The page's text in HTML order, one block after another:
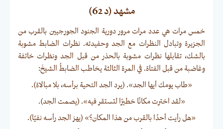
مشهد (د 62)
خمس مرات هي عدد مرات مرور دورية الجنود الجورجيين بالقرب من
الجزيرة وتبادل النظرات مع الجد وحفيدته. نظرات الضابط مشوبة
بالشك، تقابلها نظرات مشوبة بالحذر من قبل الجد ونظرات خائفة
وغاضبة من قبل الفتاة. في المرة الثالثة يخاطب الضابطُ الشيخَ:
«طاب يومك أيها الجد». (يرد الجد التحية برأسه، بلا مبالاة).
«لقد اخترت مكانًا خطيرًا لتستقر فيه». (يصمت الجد).
«هل رأيت أحدًا بالقرب من هذا المكان؟» (يهز الجد رأسه نفيًا).